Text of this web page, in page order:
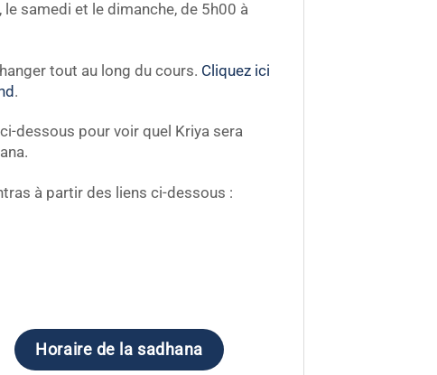
samedi et le dimanche, de 5h00 à
tout au long du cours. Cliquez ici
.
dessous pour voir quel Kriya sera
à partir des liens ci-dessous :
Horaire de la sadhana